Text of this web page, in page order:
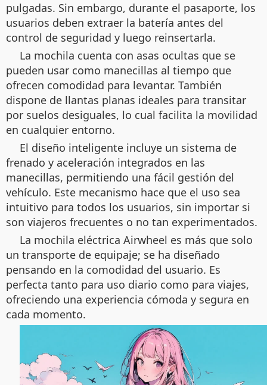
pulgadas. Sin embargo, durante el pasaporte, los
usuarios deben extraer la batería antes del
control de seguridad y luego reinsertarla.
La mochila cuenta con asas ocultas que se
pueden usar como manecillas al tiempo que
ofrecen comodidad para levantar. También
dispone de llantas planas ideales para transitar
por suelos desiguales, lo cual facilita la movilidad
en cualquier entorno.
El diseño inteligente incluye un sistema de
frenado y aceleración integrados en las
manecillas, permitiendo una fácil gestión del
vehículo. Este mecanismo hace que el uso sea
intuitivo para todos los usuarios, sin importar si
son viajeros frecuentes o no tan experimentados.
La mochila eléctrica Airwheel es más que solo
un transporte de equipaje; se ha diseñado
pensando en la comodidad del usuario. Es
perfecta tanto para uso diario como para viajes,
ofreciendo una experiencia cómoda y segura en
cada momento.